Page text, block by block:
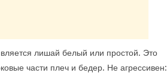
лишай белый или простой. Это
части плеч и бедер. Не агрессивен: